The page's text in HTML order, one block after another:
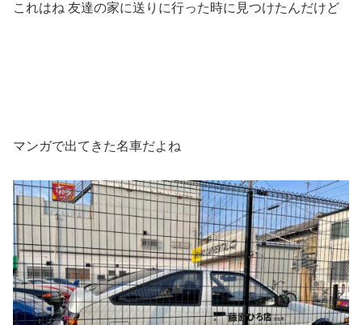
これはね 友達の家に送りに行った時に見つけたんだけど
マンガで出てきた名車だよね